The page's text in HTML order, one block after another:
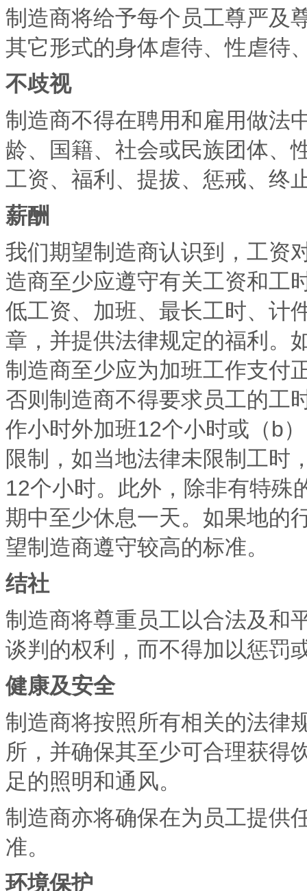
制造商将给予每个员工尊严及
其它形式的身体虐待、性虐待
不歧视
制造商不得在聘用和雇用做法
龄、国籍、社会或民族团体、
工资、福利、提拔、惩戒、终
薪酬
我们期望制造商认识到，工资
造商至少应遵守有关工资和工
低工资、加班、最长工时、计
章，并提供法律规定的福利。
制造商至少应为加班工作支付
否则制造商不得要求员工的工
作小时外加班12个小时或（b
限制，如当地法律未限制工时
12个小时。此外，除非有特殊
期中至少休息一天。如果地的
望制造商遵守较高的标准。
结社
制造商将尊重员工以合法及和
谈判的权利，而不得加以惩罚
健康及安全
制造商将按照所有相关的法律
所，并确保其至少可合理获得
足的照明和通风。
制造商亦将确保在为员工提供
准。
环境保护